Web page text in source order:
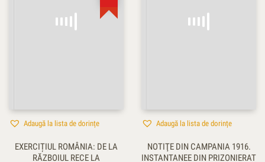
Adaugă la lista de dorințe
EXERCIȚIUL ROMÂNIA: DE LA
RĂZBOIUL RECE LA
Adaugă la lista de dorințe
NOTIŢE DIN CAMPANIA 1916.
INSTANTANEE DIN PRIZONIERAT